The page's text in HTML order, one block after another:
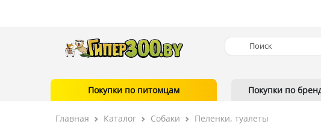
Покупки по питомцам Покупки по
Главная Каталог Собаки Пеленки, туалеты